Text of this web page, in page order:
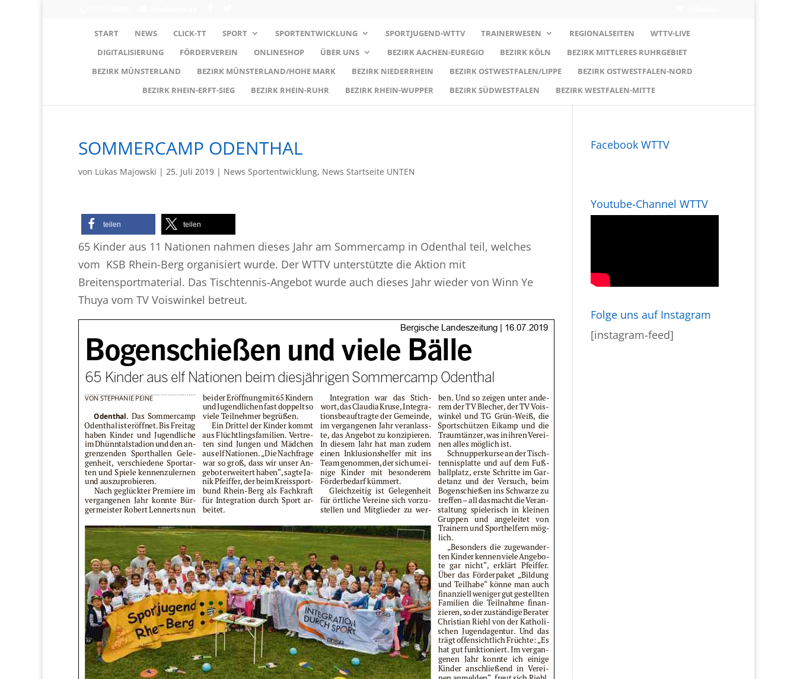
START NEWS CLICK-TT SPORT SPORTENTWICKLUNG SPORTJUGEND-WTTV TRAINERWESEN REGIONALSEITEN
WTTV-LIVE
DIGITALISIERUNG
FÖRDERVEREIN ONLINESHOP ÜBER UNS BEZIRK AACHEN-EUREGIO BEZIRK KÖLN
BEZIRK MITTLERES RUHRGEBIET
BEZIRK MÜNSTERLAND
BEZIRK MÜNSTERLAND/HOHE MARK BEZIRK NIEDERRHEIN BEZIRK OSTWESTFALEN/LIPPE
BEZIRK OSTWESTFALEN-NORD
BEZIRK RHEIN-ERFT-SIEG
BEZIRK RHEIN-RUHR BEZIRK RHEIN-WUPPER BEZIRK SÜDWESTFALEN BEZIRK WESTFALEN-MITTE
SOMMERCAMP ODENTHAL
von Lukas Majowski | 25. Juli 2019 | News Sportentwicklung, News Startseite UNTEN
teilen teilen
65 Kinder aus 11 Nationen nahmen dieses Jahr am Sommercamp in Odenthal teil, welches
vom KSB Rhein-Berg organisiert wurde. Der WTTV unterstützte die Aktion mit
Breitensportmaterial. Das Tischtennis-Angebot wurde auch dieses Jahr wieder von Winn Ye
Thuya vom TV Voiswinkel betreut.
Facebook WTTV
Youtube-Channel WTTV
Folge uns auf Instagram
[instagram-feed]